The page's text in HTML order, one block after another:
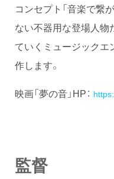
コンセプト「音楽で繋
ない不器用な登場人
ていくミュージックエ
作します。
映画「夢の音」HP：
監督